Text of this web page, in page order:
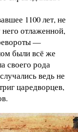
1100 лет, не
отлаженной,
—
были всё же
своего рода
ведь не
царедворцев,